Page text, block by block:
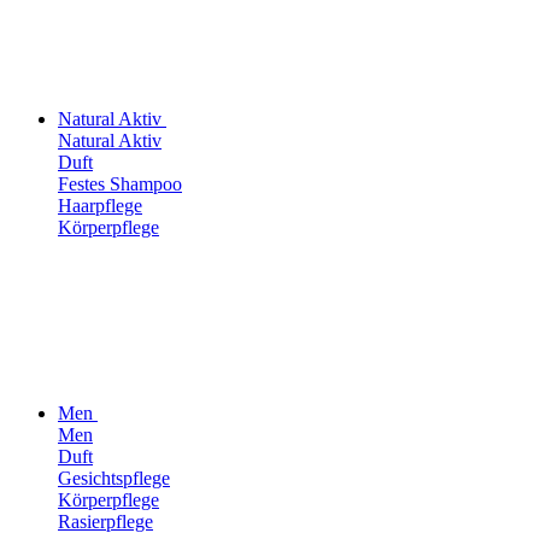
Natural Aktiv
Natural Aktiv
Duft
Festes Shampoo
Haarpflege
Körperpflege
Men
Men
Duft
Gesichtspflege
Körperpflege
Rasierpflege